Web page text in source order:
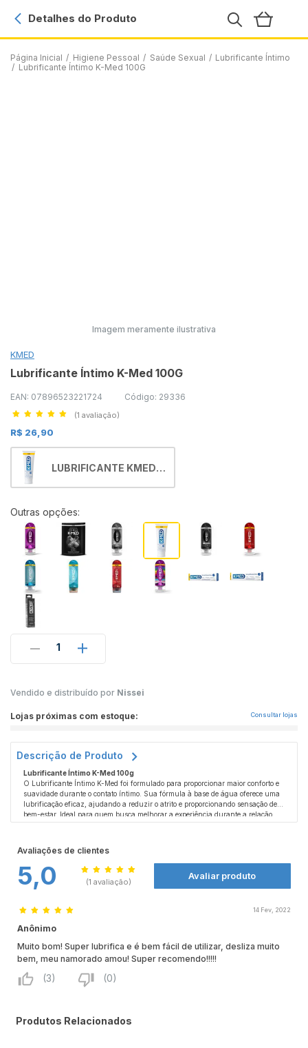
Página Inicial / Higiene Pessoal / Saúde Sexual / Lubrificante Íntimo
/ Lubrificante Íntimo K-Med 100G
Detalhes do Produto
Imagem meramente ilustrativa
KMED
Lubrificante Íntimo K-Med 100G
EAN: 07896523221724 Código: 29336
(1 avaliação)
R$ 26,90
LUBRIFICANTE KMED
Outras opções:
1
Vendido e distribuído por Nissei
Lojas próximas com estoque: Consultar lojas
Descrição de Produto
Lubrificante Íntimo K-Med 100g
O Lubrificante Íntimo K-Med foi formulado para proporcionar maior conforto e
suavidade durante o contato íntimo. Sua fórmula à base de água oferece uma
lubrificação eficaz, ajudando a reduzir o atrito e proporcionando sensação de
bem-estar. Ideal para quem busca melhorar a experiência durante a relação
íntima, o K-Med é seguro, não irritante e compatível com
Como usar:
Precauções:
Uso externo. Em caso de irritação, suspenda o uso e consulte um médico.
Mantenha fora do alcance de crianças. Não ingerir.
Avaliações de clientes
5,0 (1 avaliação)
Avaliar produto
14 Fev, 2022
Anônimo
Muito bom! Super lubrifica e é bem fácil de utilizar, desliza muito
bem, meu namorado amou! Super recomendo!!!!!
(3) (0)
Produtos Relacionados